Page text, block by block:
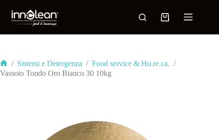
/ Sistemi e Detergenza / Food service & Ho.re.ca. /
Vassoio Tondo Oro Bianco 30 10kg